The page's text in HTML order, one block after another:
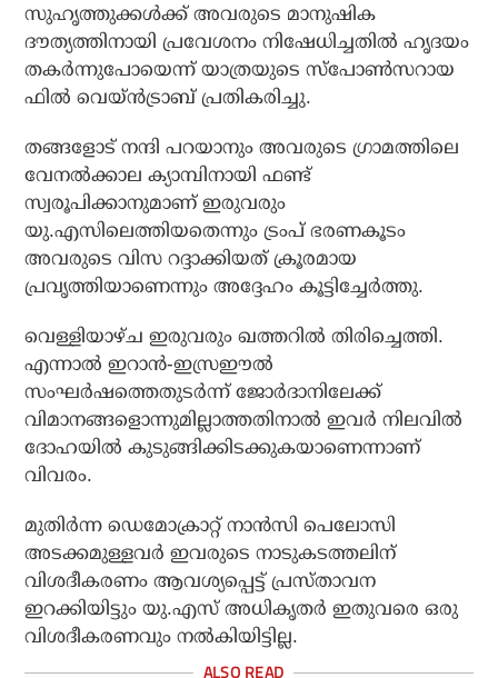
സുഹൃത്തുക്കള്‍ക്ക് അവരുടെ മാനുഷിക
ദൗത്യത്തിനായി പ്രവേശനം നിഷേധിച്ചതില്‍ ഹൃദയം
തകര്‍ന്നുപോയെന്ന് യാത്രയുടെ സ്‌പോണ്‍സറായ
ഫില്‍ വെയ്ന്‍ട്രാബ് പ്രതികരിച്ചു.
തങ്ങളോട് നന്ദി പറയാനും അവരുടെ ഗ്രാമത്തിലെ
വേനല്‍ക്കാല ക്യാമ്പിനായി ഫണ്ട്
സ്വരൂപിക്കാനുമാണ് ഇരുവരും
യു.എസിലെത്തിയതെന്നും ട്രംപ് ഭരണകൂടം
അവരുടെ വിസ റദ്ദാക്കിയത് ക്രൂരമായ
പ്രവൃത്തിയാണെന്നും അദ്ദേഹം കൂട്ടിച്ചേര്‍ത്തു.
വെള്ളിയാഴ്ച ഇരുവരും ഖത്തറില്‍ തിരിച്ചെത്തി.
എന്നാല്‍ ഇറാന്‍-ഇസ്രഈല്‍
സംഘര്‍ഷത്തെതുടര്‍ന്ന് ജോര്‍ദാനിലേക്ക്
വിമാനങ്ങളൊന്നുമില്ലാത്തതിനാല്‍ ഇവര്‍ നിലവില്‍
ദോഹയില്‍ കുടുങ്ങിക്കിടക്കുകയാണെന്നാണ്
വിവരം.
മുതിര്‍ന്ന ഡെമോക്രാറ്റ് നാന്‍സി പെലോസി
അടക്കമുള്ളവര്‍ ഇവരുടെ നാടുകടത്തലിന്
വിശദീകരണം ആവശ്യപ്പെട്ട് പ്രസ്താവന
ഇറക്കിയിട്ടും യു.എസ് അധികൃതര്‍ ഇതുവരെ ഒരു
വിശദീകരണവും നല്‍കിയിട്ടില്ല.